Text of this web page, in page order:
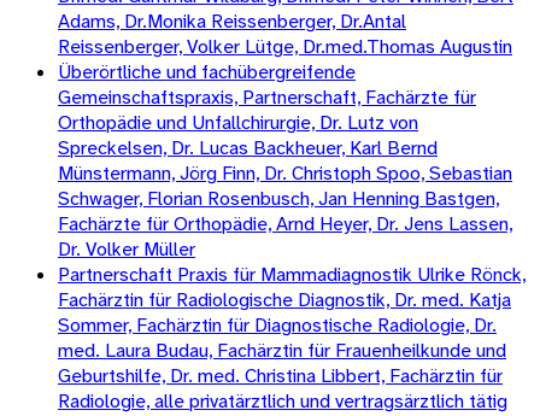
Adams, Dr.Monika Reissenberger, Dr.Antal
Reissenberger, Volker Lütge, Dr.med.Thomas Augustin
Überörtliche und fachübergreifende
Gemeinschaftspraxis, Partnerschaft, Fachärzte für
Orthopädie und Unfallchirurgie, Dr. Lutz von
Spreckelsen, Dr. Lucas Backheuer, Karl Bernd
Münstermann, Jörg Finn, Dr. Christoph Spoo, Sebastian
Schwager, Florian Rosenbusch, Jan Henning Bastgen,
Fachärzte für Orthopädie, Arnd Heyer, Dr. Jens Lassen,
Dr. Volker Müller
Partnerschaft Praxis für Mammadiagnostik Ulrike Rönck,
Fachärztin für Radiologische Diagnostik, Dr. med. Katja
Sommer, Fachärztin für Diagnostische Radiologie, Dr.
med. Laura Budau, Fachärztin für Frauenheilkunde und
Geburtshilfe, Dr. med. Christina Libbert, Fachärztin für
Radiologie, alle privatärztlich und vertragsärztlich tätig